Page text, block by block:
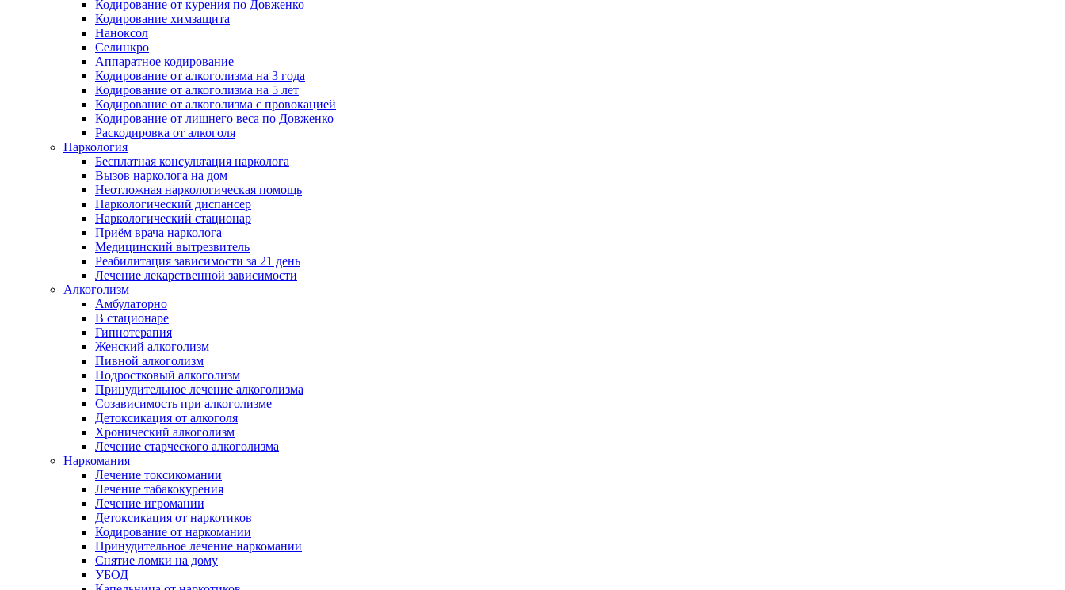
Кодирование от курения по Довженко
Кодирование химзащита
Наноксол
Селинкро
Аппаратное кодирование
Кодирование от алкоголизма на 3 года
Кодирование от алкоголизма на 5 лет
Кодирование от алкоголизма с провокацией
Кодирование от лишнего веса по Довженко
Раскодировка от алкоголя
Наркология
Бесплатная консультация нарколога
Вызов нарколога на дом
Неотложная наркологическая помощь
Наркологический диспансер
Наркологический стационар
Приём врача нарколога
Медицинский вытрезвитель
Реабилитация зависимости за 21 день
Лечение лекарственной зависимости
Алкоголизм
Амбулаторно
В стационаре
Гипнотерапия
Женский алкоголизм
Пивной алкоголизм
Подростковый алкоголизм
Принудительное лечение алкоголизма
Созависимость при алкоголизме
Детоксикация от алкоголя
Хронический алкоголизм
Лечение старческого алкоголизма
Наркомания
Лечение токсикомании
Лечение табакокурения
Лечение игромании
Детоксикация от наркотиков
Кодирование от наркомании
Принудительное лечение наркомании
Снятие ломки на дому
УБОД